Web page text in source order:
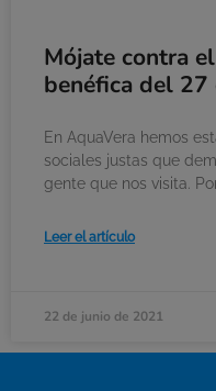
Mójate contra
benéfica del 27
En AquaVera hemos
sociales justas que
gente que nos visita.
Leer el artículo
22 de junio de 2021